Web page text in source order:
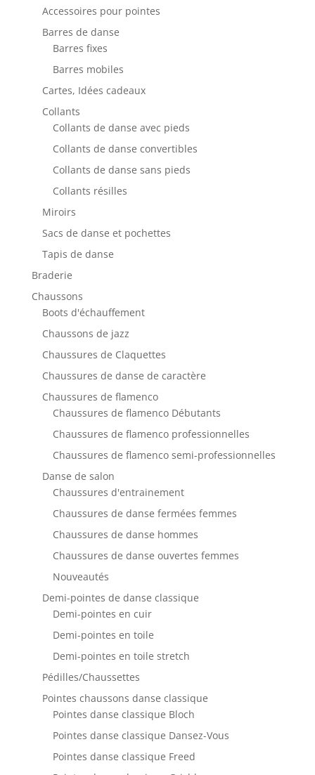
Accessoires pour pointes
Barres de danse
Barres fixes
Barres mobiles
Cartes, Idées cadeaux
Collants
Collants de danse avec pieds
Collants de danse convertibles
Collants de danse sans pieds
Collants résilles
Miroirs
Sacs de danse et pochettes
Tapis de danse
Braderie
Chaussons
Boots d'échauffement
Chaussons de jazz
Chaussures de Claquettes
Chaussures de danse de caractère
Chaussures de flamenco
Chaussures de flamenco Débutants
Chaussures de flamenco professionnelles
Chaussures de flamenco semi-professionnelles
Danse de salon
Chaussures d'entrainement
Chaussures de danse fermées femmes
Chaussures de danse hommes
Chaussures de danse ouvertes femmes
Nouveautés
Demi-pointes de danse classique
Demi-pointes en cuir
Demi-pointes en toile
Demi-pointes en toile stretch
Pédilles/Chaussettes
Pointes chaussons danse classique
Pointes danse classique Bloch
Pointes danse classique Dansez-Vous
Pointes danse classique Freed